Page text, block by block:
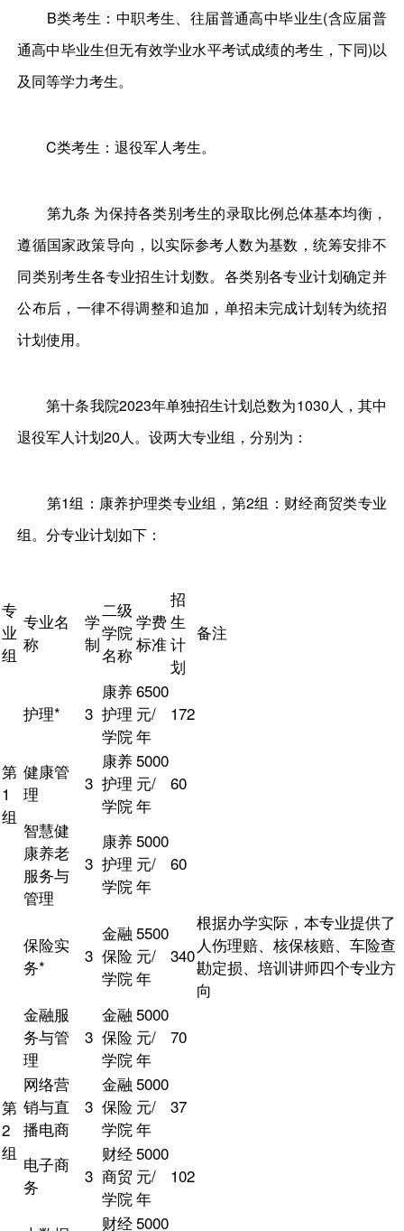
B类考生：中职考生、往届普通高中毕业生(含应届普
通高中毕业生但无有效学业水平考试成绩的考生，下同)以
及同等学力考生。
C类考生：退役军人考生。
第九条 为保持各类别考生的录取比例总体基本均衡，
遵循国家政策导向，以实际参考人数为基数，统筹安排不
同类别考生各专业招生计划数。各类别各专业计划确定并
公布后，一律不得调整和追加，单招未完成计划转为统招
计划使用。
第十条我院2023年单独招生计划总数为1030人，其中
退役军人计划20人。设两大专业组，分别为：
第1组：康养护理类专业组，第2组：财经商贸类专业
组。分专业计划如下：
专
业
组
专业名
称
学
制
二级
学院
名称
学费
标准
招
生
计
划
备注
第
1
组
护理* 3
康养
护理
学院
6500
元/
年
172
健康管
理
3
康养
护理
学院
5000
元/
年
60
智慧健
康养老
服务与
管理
3
康养
护理
学院
5000
元/
年
60
第
2
组
保险实
务*
3
金融
保险
学院
5500
元/
年
340
根据办学实际，本专业提供了
人伤理赔、核保核赔、车险查
勘定损、培训讲师四个专业方
向
金融服
务与管
理
3
金融
保险
学院
5000
元/
年
70
网络营
销与直
播电商
3
金融
保险
学院
5000
元/
年
37
电子商
务
3
财经
商贸
学院
5000
元/
年
102
财经5000